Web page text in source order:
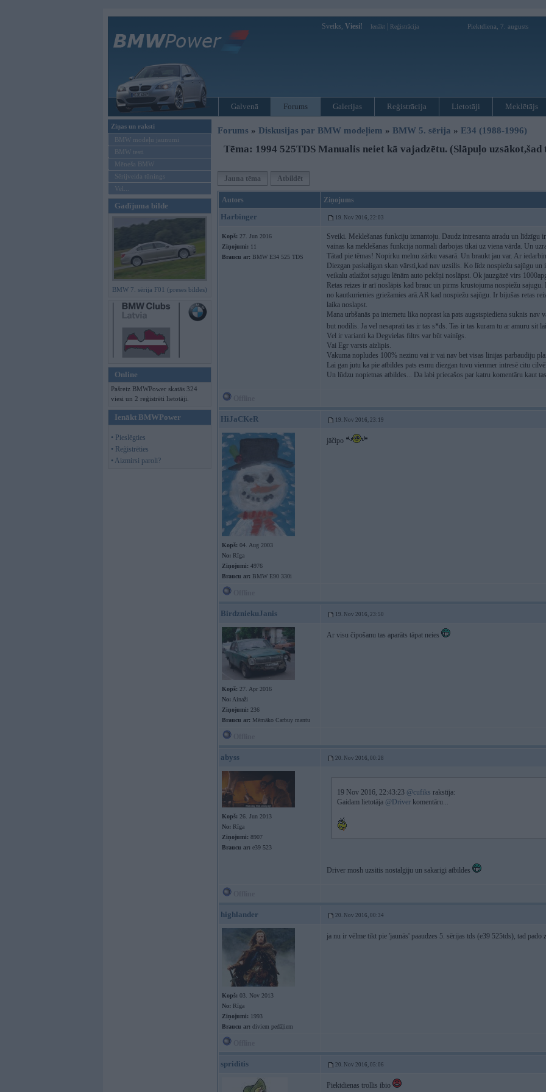
Sveiks, Viesi! Ienākt Reģistrācija Piektdiena, 7. augusts
Galvenā Forums Galerijas Reģistrācija Lietotāji Meklētājs
Ziņas un raksti
BMW modeļu jaunumi
BMW testi
Mēneša BMW
Sērijveida tūnings
Vel...
Gadījuma bilde
BMW 7. sērija F01 (preses bildes)
Online
Pašreiz BMWPower skatās 324
viesi un 2 reģistrēti lietotāji.
Ienākt BMWPower
• Pieslēgties
• Reģistrēties
• Aizmirsi paroli?
Forums » Diskusijas par BMW modeļiem » BMW 5. sērija » E34 (1988-1996)
Tēma: 1994 525TDS Manualis neiet kā vajadzētu. (Slāpuļo uzsākot,šad
Jauna tēma Atbildēt
Autors Ziņojums
Harbinger 19. Nov 2016, 22:03
Kopš: 27. Jun 2016
Ziņojumi: 11
Braucu ar: BMW E34 525 TDS
Sveiki. Meklešanas funkciju izmantoju. Daudz intresanta atradu un līdzīgu
vainas ka meklešanas funkcija normali darbojas tikai uz viena vārda. Un
Tātad pie tēmas! Nopirku melnu zārku vasarā. Un braukt jau var. Ar
Diezgan paskaļigan skan vārsti,kad nav uzsilis. Ko līdz nospiežu sajūgu
veikalu atlaižot sajugu lēnām auto pekšņi noslāpst. Ok jauzgāzē virs
Retas reizes ir arī noslāpis kad brauc un pirms krustojuma nospiežu
no kautkurienies griežamies arā.AR kad nospiežu sajūgu. Ir bijušas retas
laika noslapst.
Mana urbšanās pa internetu lika noprast ka pats augstspiediena suknis nav
but nodilis. Ja vel nesaprati tas ir tas s*ds. Tas ir tas kuram tu ar amuru sit
Vel ir varianti ka Degvielas filtrs var būt vainīgs.
Vai Egr varsts aizlipis.
Vakuma nopludes 100% nezinu vai ir vai nav bet visas linijas parbaudiju
Lai gan jutu ka pie atbildes pats esmu diezgan tuvu vienmer intresē citu
Un lūdzu nopietnas atbildes... Da labi priecašos par katru komentāru kaut
HiJaCKeR 19. Nov 2016, 23:19
Kopš: 04. Aug 2003
No: Rīga
Ziņojumi: 4976
Braucu ar: BMW E90 330i
jāčipo
BirdzniekuJanis 19. Nov 2016, 23:50
Kopš: 27. Apr 2016
No: Ainaži
Ziņojumi: 236
Braucu ar: Mēmāko Carbuy mantu
Ar visu čipošanu tas aparāts tāpat neies
abyss 20. Nov 2016, 00:28
Kopš: 26. Jun 2013
No: Rīga
Ziņojumi: 8907
Braucu ar: e39 523
19 Nov 2016, 22:43:23 @cufiks rakstīja:
Gaidam lietotāja @Driver komentāru...
Driver mosh uzsitis nostalgiju un sakarigi atbildes
highlander 20. Nov 2016, 00:34
Kopš: 03. Nov 2013
No: Rīga
Ziņojumi: 1993
Braucu ar: diviem pedāļiem
ja nu ir vēlme tikt pie 'jaunās' paaudzes 5. sērijas tds (e39 525tds), tad pado
spriditis 20. Nov 2016, 05:06
Piektdienas trollis ibio